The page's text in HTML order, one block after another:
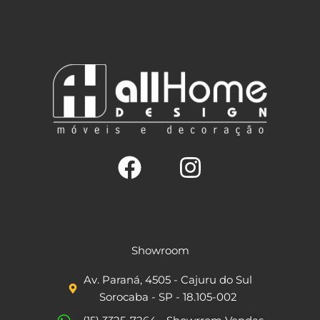
c
e
b
t
a
Showroom
Av. Paraná, 4505 - Cajuru do Sul
Sorocaba - SP - 18.105-002